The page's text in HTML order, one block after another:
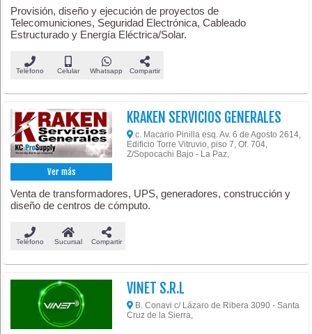
Provisión, diseño y ejecución de proyectos de
Telecomuniciones, Seguridad Electrónica, Cableado
Estructurado y Energía Eléctrica/Solar.
Teléfono Celular Whatsapp Compartir
Ver más
KRAKEN SERVICIOS GENERALES
c. Macario Pinilla esq. Av. 6 de Agosto 2614,
Edificio Torre Vitruvio, piso 7, Of. 704,
Z/Sopocachi Bajo - La Paz,
Venta de transformadores, UPS, generadores, construcción y
diseño de centros de cómputo.
Teléfono Sucursal Compartir
VINET S.R.L
B. Conavi c/ Lázaro de Ribera 3090 - Santa
Cruz de la Sierra,